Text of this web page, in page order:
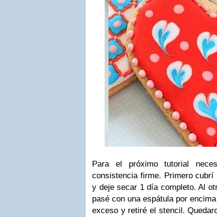
Para el próximo tutorial
consistencia firme. Primero
y deje secar 1 día completo. Al
pasé con una espátula por
exceso y retiré el stencil.